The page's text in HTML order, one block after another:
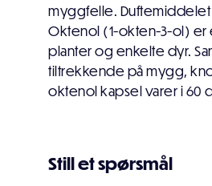
myggfelle.
Oktenol (1-okten-3-ol) er
planter og enkelte dyr.
tiltrekkende på mygg,
oktenol kapsel varer i 60
Still et spørsmål